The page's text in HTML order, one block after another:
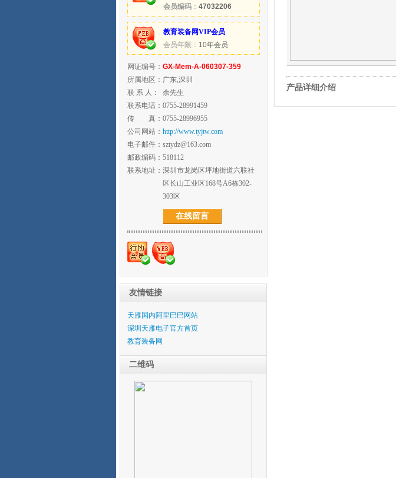
会员编码 ： 47032206
教育装备网VIP会员
会员年限： 10年会员
网证编号： GX-Mem-A-060307-359
所属地区： 广东,深圳
联 系 人：
余先生
联系电话： 0755-28991459
传 真： 0755-28996955
公司网站： http://www.tyjtw.com
电子邮件： sztydz@163.com
邮政编码： 518112
联系地址： 深圳市龙岗区坪地街道六联社
区长山工业区168号A6栋302-
303区
在线留言
友情链接
天雁国内阿里巴巴网站
深圳天雁电子官方首页
教育装备网
二维码
产品详细介绍